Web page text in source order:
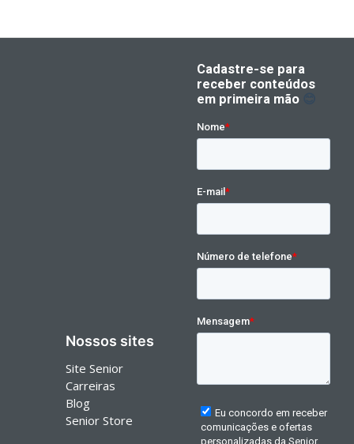
Nossos sites
Site Senior
Carreiras
Blog
Senior Store